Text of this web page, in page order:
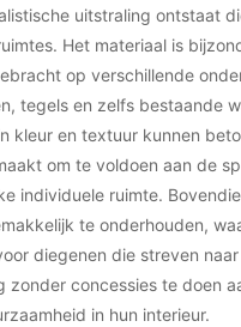
uitstraling ontstaat
Het materiaal is
op verschillende
tegels en zelfs bestaande
kleur en textuur kunnen
om te voldoen aan de
individuele ruimte.
te onderhouden,
diegenen die streven naar
zonder concessies te doen
in hun interieur.